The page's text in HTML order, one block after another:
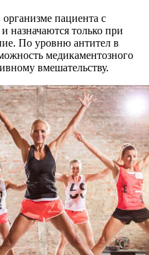
пациента с
назначаются только при
По уровню антител в
медикаментозного
вмешательству.